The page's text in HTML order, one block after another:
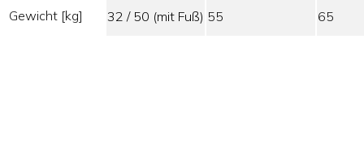
Gewicht [kg] 32 / 50 (mit Fuß) 55 65